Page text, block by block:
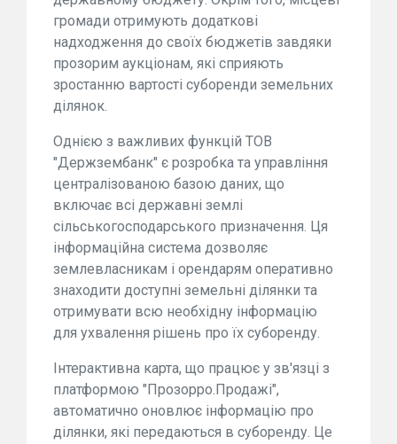
громади отримують додаткові
надходження до своїх бюджетів завдяки
прозорим аукціонам, які сприяють
зростанню вартості суборенди земельних
ділянок.
Однією з важливих функцій ТОВ
"Держзембанк" є розробка та управління
централізованою базою даних, що
включає всі державні землі
сільськогосподарського призначення. Ця
інформаційна система дозволяє
землевласникам і орендарям оперативно
знаходити доступні земельні ділянки та
отримувати всю необхідну інформацію
для ухвалення рішень про їх суборенду.
Інтерактивна карта, що працює у зв'язці з
платформою "Прозорро.Продажі",
автоматично оновлює інформацію про
ділянки, які передаються в суборенду. Це